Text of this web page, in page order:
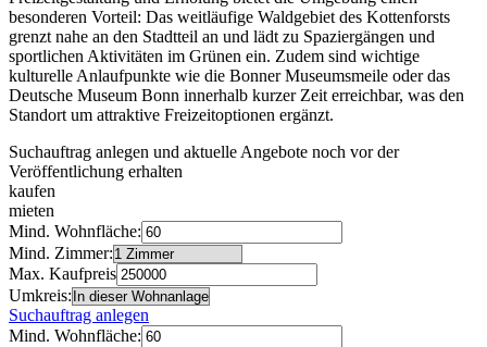
besonderen Vorteil: Das weitläufige Waldgebiet des Kottenforsts
grenzt nahe an den Stadtteil an und lädt zu Spaziergängen und
sportlichen Aktivitäten im Grünen ein. Zudem sind wichtige
kulturelle Anlaufpunkte wie die Bonner Museumsmeile oder das
Deutsche Museum Bonn innerhalb kurzer Zeit erreichbar, was den
Standort um attraktive Freizeitoptionen ergänzt.
Suchauftrag anlegen und aktuelle Angebote noch vor der
Veröffentlichung erhalten
kaufen
mieten
Mind. Wohnfläche:
Mind. Zimmer:
Max. Kaufpreis
Umkreis:
Suchauftrag anlegen
Mind. Wohnfläche: